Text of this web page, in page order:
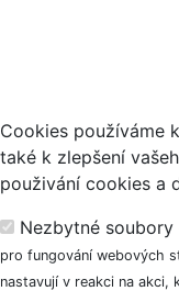
Cookies používáme
také k zlepšení
použivání cookies a
Nezbytné
pro fungování webových
nastavují v reakci na akci,